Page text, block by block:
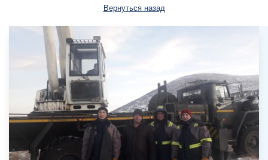
Вернуться назад